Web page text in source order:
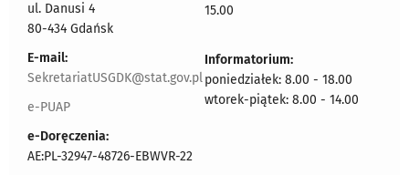
ul. Danusi 4
80-434 Gdańsk
E-mail:
SekretariatUSGDK@stat.gov.pl
e-PUAP
e-Doręczenia:
AE:PL-32947-48726-EBWVR-22
15.00
Informatorium:
poniedziałek: 8.00 - 18.00
wtorek-piątek: 8.00 - 14.00